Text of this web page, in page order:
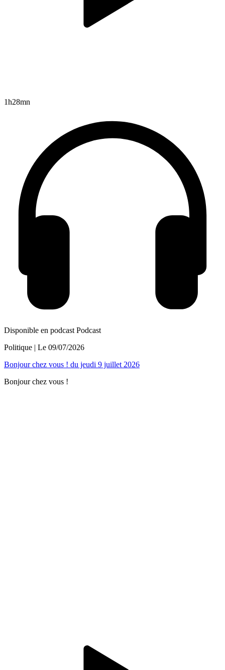
1h28mn
Disponible en podcast Podcast
Politique | Le 09/07/2026
Bonjour chez vous ! du jeudi 9 juillet 2026
Bonjour chez vous !